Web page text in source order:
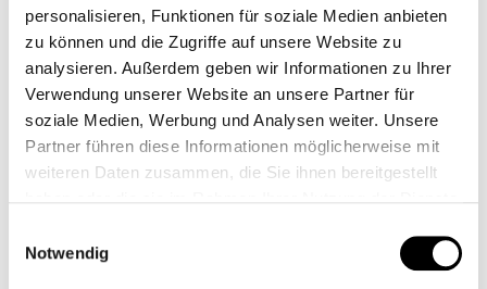
personalisieren, Funktionen für soziale Medien anbieten
zu können und die Zugriffe auf unsere Website zu
analysieren. Außerdem geben wir Informationen zu Ihrer
Verwendung unserer Website an unsere Partner für
soziale Medien, Werbung und Analysen weiter. Unsere
Partner führen diese Informationen möglicherweise mit
weiteren Daten zusammen, die Sie ihnen bereitgestellt
Notwendig
Prezzi incl. IVA più costi di spedizione
Quantità del prodotto: inserisci la quantità
Nel carrello
Aggiungi alla wishlist
Descrizione